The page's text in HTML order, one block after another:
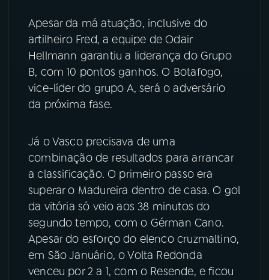
TikTok
Apesar da má atuação, inclusive do
artilheiro Fred, a equipe de Odair
Hellmann garantiu a liderança do Grupo
B, com 10 pontos ganhos. O Botafogo,
vice-líder do grupo A, será o adversário
da próxima fase.
Já o Vasco precisava de uma
combinação de resultados para arrancar
a classificação. O primeiro passo era
superar o Madureira dentro de casa. O gol
da vitória só veio aos 38 minutos do
segundo tempo, com o Gérman Cano.
Apesar do esforço do elenco cruzmaltino,
em São Januário, o Volta Redonda
venceu por 2 a 1, com o Resende, e ficou